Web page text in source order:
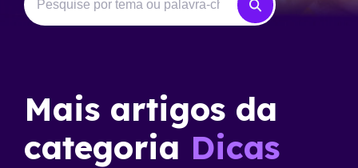
Mais artigos da
categoria Dicas